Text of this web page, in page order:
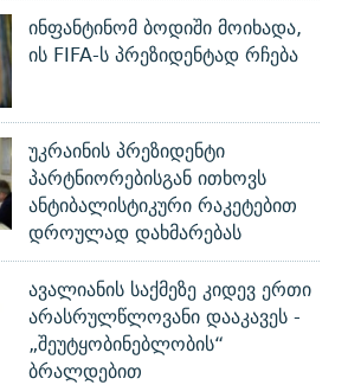
ინფანტინომ ბოდიში მოიხადა,
ის FIFA-ს პრეზიდენტად რჩება
უკრაინის პრეზიდენტი
პარტნიორებისგან ითხოვს
ანტიბალისტიკური რაკეტებით
დროულად დახმარებას
ავალიანის საქმეზე კიდევ ერთი
არასრულწლოვანი დააკავეს -
„შეუტყობინებლობის“
ბრალდებით